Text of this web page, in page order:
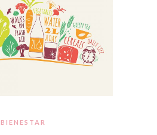
BIENESTAR